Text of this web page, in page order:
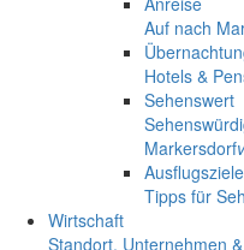
Auf nach
Hotels &
Sehenswert
Markersdorf
Tipps für
Wirtschaft
Standort, Unternehmen